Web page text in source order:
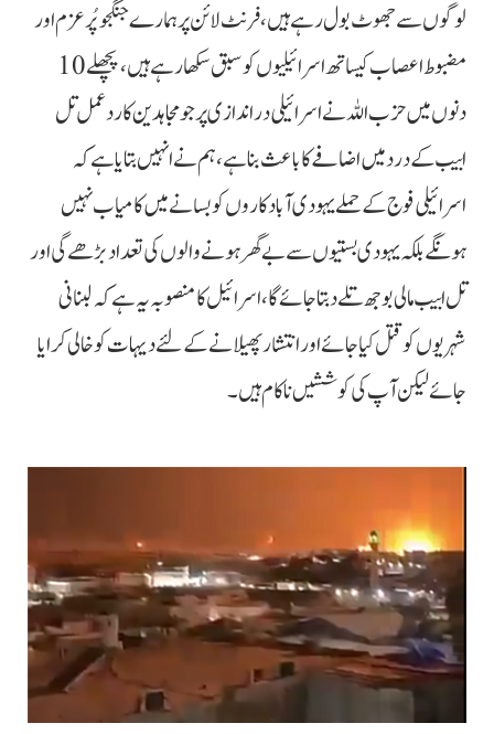
لوگوں سے جھوٹ بول رہے ہیں، فرنٹ لائن پر ہمارے جنگجو پُر عزم اور
مضبوط اعصاب کیساتھ اسرائیلیوں کو سبق سکھا رہے ہیں، پچھلے 10
دنوں میں حزب اللہ نے اسرائیلی دراندازی پر جو مجاہدین کا ردعمل تل
ابیب کے درد میں اضافے کا باعث بنا ہے، ہم نے انہیں بتایا ہے کہ
اسرائیلی فوج کے حملے یہودی آبادکاروں کو بسانے میں کامیاب نہیں
ہونگے بلکہ یہودی بستیوں سے بے گھر ہونے والوں کی تعداد بڑھے گی اور
تل ابیب مالی بوجھ تلے دبتا جائے گا، اسرائیل کا منصوبہ یہ ہے کہ لبنانی
شہریوں کو قتل کیا جائے اور انتشار پھیلانے کے لئے دیہات کو خالی کرایا
جائے لیکن آپ کی کوششیں ناکام ہیں۔